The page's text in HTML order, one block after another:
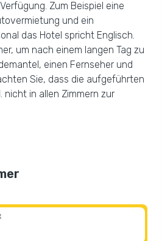
Zum Beispiel eine
und ein
das Hotel spricht Englisch.
um nach einem langen Tag zu
einen Fernseher und
Sie, dass die aufgeführten
in allen Zimmern zur